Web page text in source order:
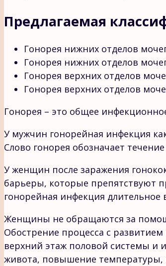
Предлагаемая
Гонорея нижних отделов
Гонорея нижних отделов
Гонорея верхних отделов
Гонорея верхних отделов
Гонорея – это общее
У мужчин гонорейная инфекция
Слово гонорея обозначает
У женщин после заражения
барьеры, которые препятствуют
гонорейная инфекция длительное
Женщины не обращаются за
Обострение процесса с
верхний этаж половой системы и
живота, повышение